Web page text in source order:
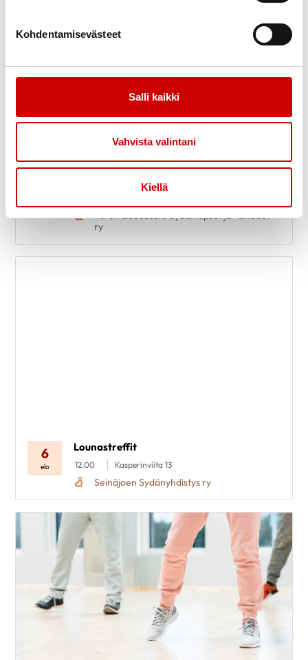
Kohdentamisevästeet
Salli kaikki
Vahvista valintani
Kiellä
6
Sirkus Finlandia Uudessakaupungissa -
Turun alueosasto Sydänlapset ja -aikuiset
ry
6
elo
Lounastreffit
12.00 Kasperinviita 13
Seinäjoen Sydänyhdistys ry